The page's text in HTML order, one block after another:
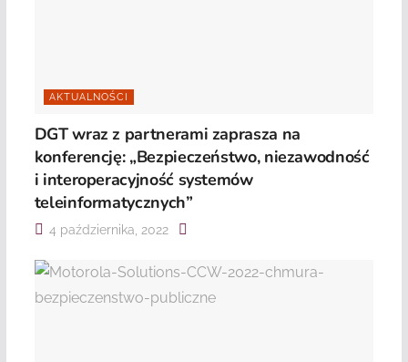
AKTUALNOŚCI
DGT wraz z partnerami zaprasza na
konferencję: „Bezpieczeństwo, niezawodność
i interoperacyjność systemów
teleinformatycznych”
4 października, 2022